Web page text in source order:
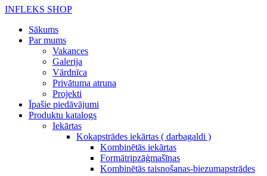
INFLEKS SHOP
Sākums
Par mums
Vakances
Galerija
Vārdnīca
Privātuma atruna
Projekti
Īpašie piedāvājumi
Produktu katalogs
Iekārtas
Kokapstrādes iekārtas ( darbagaldi )
Kombinētās iekārtas
Formātripzāģmašīnas
Kombinētās taisnošanas-biezumapstrādes